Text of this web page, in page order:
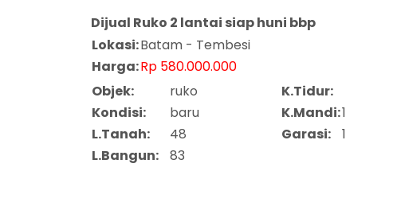
Dijual Ruko 2 lantai siap huni bbp
Lokasi:Batam - Tembesi
Harga:Rp 580.000.000
Objek:
ruko
K.Tidur:
Kondisi:
baru K.Mandi:1
L.Tanah:
48 Garasi:
1
L.Bangun:
83